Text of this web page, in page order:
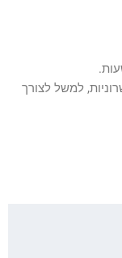
למשל לצורך